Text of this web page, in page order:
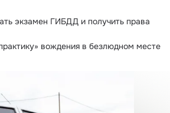
экзамен ГИБДД и получить права
вождения в безлюдном месте